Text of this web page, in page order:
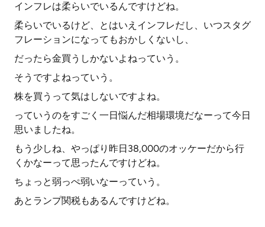
インフレは柔らいでいるんですけどね。
柔らいでいるけど、とはいえインフレだし、いつスタグ
フレーションになってもおかしくないし、
だったら金買うしかないよねっていう。
そうですよねっていう。
株を買うって気はしないですよね。
っていうのをすごく一日悩んだ相場環境だなーって今日
思いましたね。
もう少しね、やっぱり昨日38,000のオッケーだから行
くかなーって思ったんですけどね。
ちょっと弱っぺ弱いなーっていう。
あとランプ関税もあるんですけどね。